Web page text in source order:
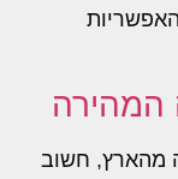
המהירה
מהארץ, חשוב